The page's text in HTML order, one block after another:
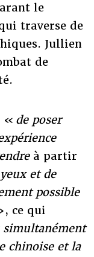
le
traverse de
Jullien
de
« de poser
à partir
et de
possible
ce qui
simultanément
chinoise et la